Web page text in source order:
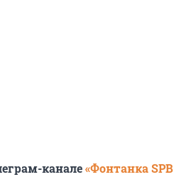
канале«Фонтанка SPB